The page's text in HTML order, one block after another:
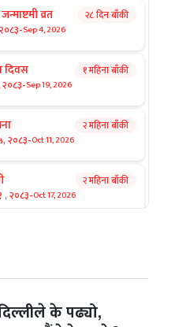
व्रत
-Sep 4, 2026
२८ दिन बाँकी
दिवस
-Sep 19, 2026
१ महिना बाँकी
२०८३-Oct 11, 2026
२ महिना बाँकी
, २०८३-Oct 17, 2026
२ महिना बाँकी
२०८३-Oct 20, 2026
के पढ्यो,